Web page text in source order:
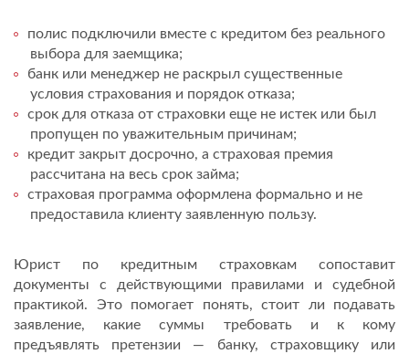
полис подключили вместе с кредитом без реального
выбора для заемщика;
банк или менеджер не раскрыл существенные
условия страхования и порядок отказа;
срок для отказа от страховки еще не истек или был
пропущен по уважительным причинам;
кредит закрыт досрочно, а страховая премия
рассчитана на весь срок займа;
страховая программа оформлена формально и не
предоставила клиенту заявленную пользу.
Юрист по кредитным страховкам сопоставит
документы с действующими правилами и судебной
практикой. Это помогает понять, стоит ли подавать
заявление, какие суммы требовать и к кому
предъявлять претензии — банку, страховщику или